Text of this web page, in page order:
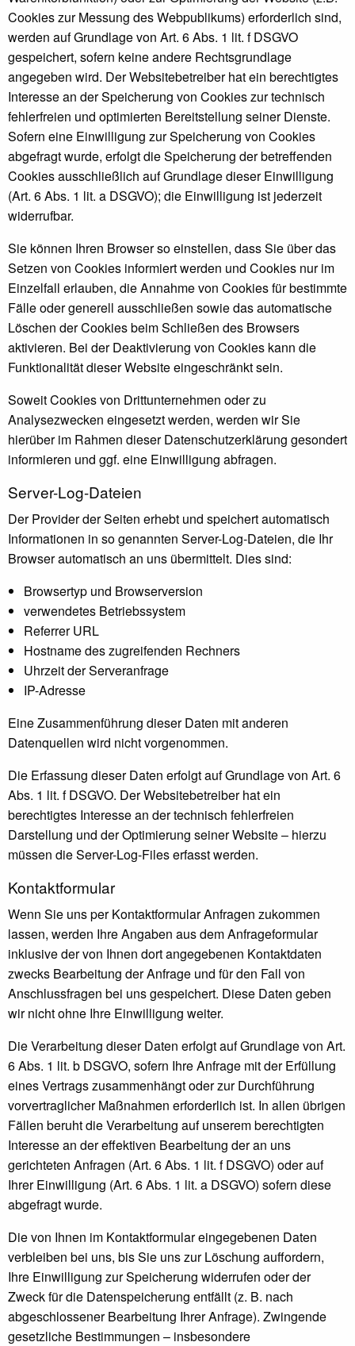
Cookies zur Messung des Webpublikums) erforderlich sind,
werden auf Grundlage von Art. 6 Abs. 1 lit. f DSGVO
gespeichert, sofern keine andere Rechtsgrundlage
angegeben wird. Der Websitebetreiber hat ein berechtigtes
Interesse an der Speicherung von Cookies zur technisch
fehlerfreien und optimierten Bereitstellung seiner Dienste.
Sofern eine Einwilligung zur Speicherung von Cookies
abgefragt wurde, erfolgt die Speicherung der betreffenden
Cookies ausschließlich auf Grundlage dieser Einwilligung
(Art. 6 Abs. 1 lit. a DSGVO); die Einwilligung ist jederzeit
widerrufbar.
Sie können Ihren Browser so einstellen, dass Sie über das
Setzen von Cookies informiert werden und Cookies nur im
Einzelfall erlauben, die Annahme von Cookies für bestimmte
Fälle oder generell ausschließen sowie das automatische
Löschen der Cookies beim Schließen des Browsers
aktivieren. Bei der Deaktivierung von Cookies kann die
Funktionalität dieser Website eingeschränkt sein.
Soweit Cookies von Drittunternehmen oder zu
Analysezwecken eingesetzt werden, werden wir Sie
hierüber im Rahmen dieser Datenschutzerklärung gesondert
informieren und ggf. eine Einwilligung abfragen.
Server-Log-Dateien
Der Provider der Seiten erhebt und speichert automatisch
Informationen in so genannten Server-Log-Dateien, die Ihr
Browser automatisch an uns übermittelt. Dies sind:
Browsertyp und Browserversion
verwendetes Betriebssystem
Referrer URL
Hostname des zugreifenden Rechners
Uhrzeit der Serveranfrage
IP-Adresse
Eine Zusammenführung dieser Daten mit anderen
Datenquellen wird nicht vorgenommen.
Die Erfassung dieser Daten erfolgt auf Grundlage von Art. 6
Abs. 1 lit. f DSGVO. Der Websitebetreiber hat ein
berechtigtes Interesse an der technisch fehlerfreien
Darstellung und der Optimierung seiner Website – hierzu
müssen die Server-Log-Files erfasst werden.
Kontaktformular
Wenn Sie uns per Kontaktformular Anfragen zukommen
lassen, werden Ihre Angaben aus dem Anfrageformular
inklusive der von Ihnen dort angegebenen Kontaktdaten
zwecks Bearbeitung der Anfrage und für den Fall von
Anschlussfragen bei uns gespeichert. Diese Daten geben
wir nicht ohne Ihre Einwilligung weiter.
Die Verarbeitung dieser Daten erfolgt auf Grundlage von Art.
6 Abs. 1 lit. b DSGVO, sofern Ihre Anfrage mit der Erfüllung
eines Vertrags zusammenhängt oder zur Durchführung
vorvertraglicher Maßnahmen erforderlich ist. In allen übrigen
Fällen beruht die Verarbeitung auf unserem berechtigten
Interesse an der effektiven Bearbeitung der an uns
gerichteten Anfragen (Art. 6 Abs. 1 lit. f DSGVO) oder auf
Ihrer Einwilligung (Art. 6 Abs. 1 lit. a DSGVO) sofern diese
abgefragt wurde.
Die von Ihnen im Kontaktformular eingegebenen Daten
verbleiben bei uns, bis Sie uns zur Löschung auffordern,
Ihre Einwilligung zur Speicherung widerrufen oder der
Zweck für die Datenspeicherung entfällt (z. B. nach
abgeschlossener Bearbeitung Ihrer Anfrage). Zwingende
gesetzliche Bestimmungen – insbesondere